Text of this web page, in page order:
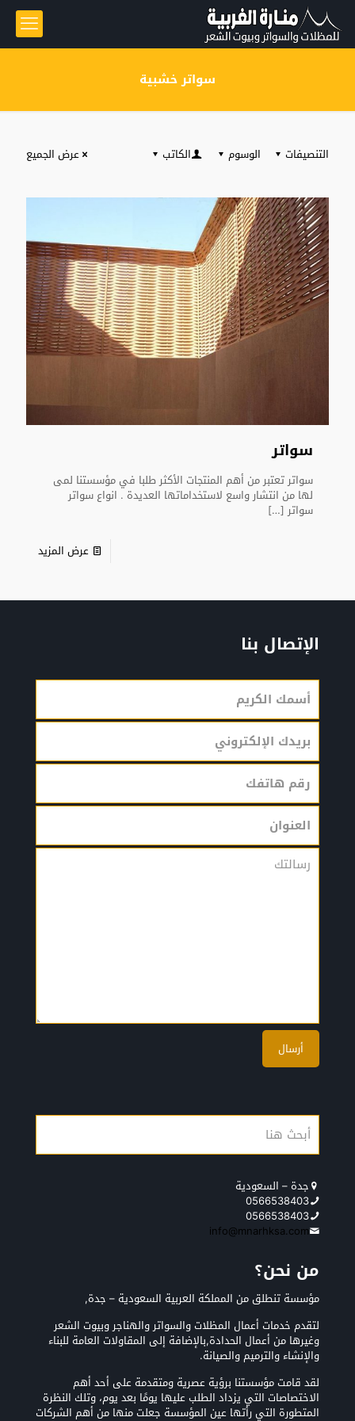
سواتر خشبية
التنصيفات الوسوم الكاتب عرض الجميع
سواتر
سواتر تعتبر من أهم المنتجات الأكثر طلبا في مؤسستنا لمى
لها من انتشار واسع لاستخداماتها العديدة . انواع سواتر
سواتر […]
عرض المزيد
الإتصال بنا
جدة – السعودية
0566538403
0566538403
info@mnarhksa.com
من نحن؟
مؤسسة تنطلق من المملكة العربية السعودية – جدة,
لتقدم خدمات أعمال المظلات والسواتر والهناجر وبيوت الشعر
وغيرها من أعمال الحدادة,بالإضافة إلى المقاولات العامة للبناء
والإنشاء والترميم والصيانة.
لقد قامت مؤسستنا برؤية عصرية ومتقدمة على أحد أهم
الاختصاصات التي يزداد الطلب عليها يومًا بعد يوم، وتلك النظرة
المتطورة التي رأتها عين المؤسسة جعلت منها من أهم الشركات